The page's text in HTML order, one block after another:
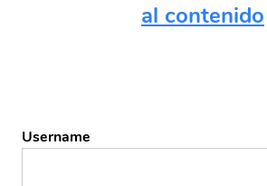
al contenido
Username